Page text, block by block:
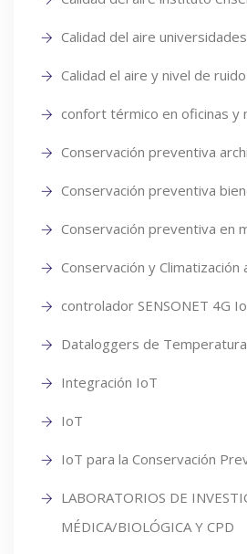
Calidad del aire universidades
Calidad el aire y nivel de ruido
confort térmico en oficinas y
Conservación preventiva
Conservación preventiva
Conservación preventiva en
Conservación y Climatización
controlador SENSONET 4G
Dataloggers de
Integración IoT
IoT
IoT para la Conservación
LABORATORIOS DE
MÉDICA/BIOLÓGICA Y CPD